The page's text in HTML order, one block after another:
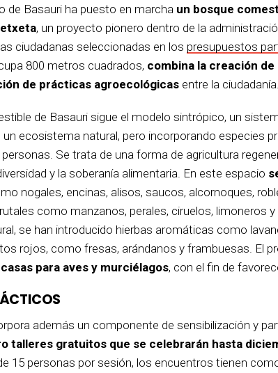
de Basauri ha puesto en marcha un bosque
, un proyecto pionero dentro de la
ciudadanas seleccionadas en los presupuestos
800 metros cuadrados, combina la creación
de prácticas agroecológicas entre la ciudadanía.
de Basauri sigue el modelo sintrópico, un
un ecosistema natural, pero incorporando especies
Se trata de una forma de agricultura
y la soberanía alimentaria. En este espacio
nogales, encinas, alisos, saucos, alcornoques,
como manzanos, perales, ciruelos, limoneros
se han introducido hierbas aromáticas como
rojos, como fresas, arándanos y frambuesas. El
para aves y murciélagos, con el fin de
además un componente de sensibilización y
talleres gratuitos que se celebrarán hasta
15 personas por sesión, los encuentros tienen